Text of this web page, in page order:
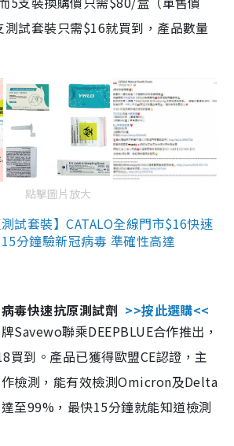
試套裝只需$16就買到，產品數量
點擊圖片放大
試套裝】CATALO全線門市$16快速
分鐘驗新冠病毒 準確性高達
毒快速抗原測試劑 >>按此選購<<
Savewo聯乘DEEPBLUE合作推出，
買到。產品已獲得歐盟CE認證，主
檢測，能有效檢測Omicron及Delta
至99%，最快15分鐘就能知道檢測